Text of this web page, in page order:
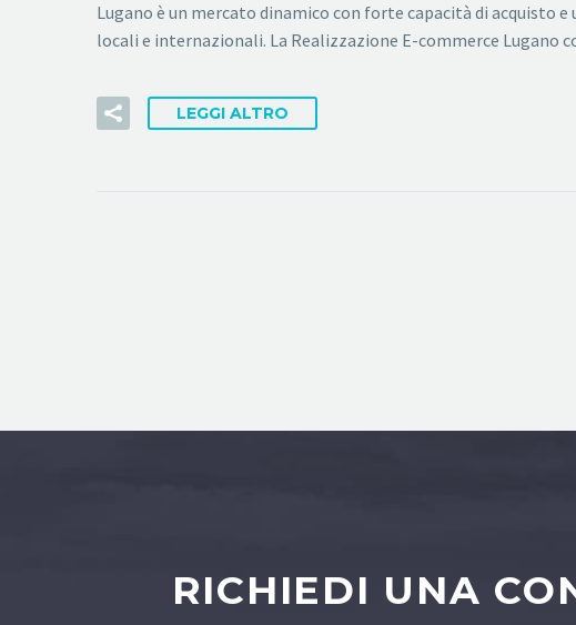
Lugano è un mercato dinamico con forte capacità di acquisto
locali e internazionali. La Realizzazione E-commerce
LEGGI ALTRO
RICHIEDI UNA